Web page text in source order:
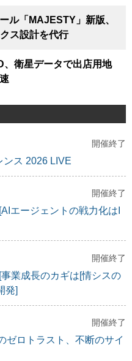
ル「MAJESTY」新版、
ス設計を代行
、衛星データで出店用地
開催終了
ンス 2026 LIVE
開催終了
エージェントの戦力化はI
開催終了
業成長のカギは[情シスの
発]
開催終了
ゼロトラスト、不断のサイ